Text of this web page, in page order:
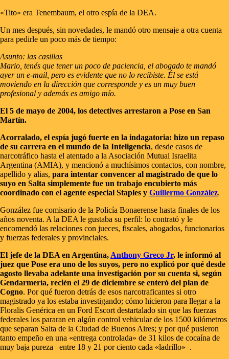
«Tito» era Tenembaum, el otro espía de la DEA.
Un mes después, sin novedades, le mandó otro mensaje a otra cuenta
para pedirle un poco más de tiempo:
Asunto: las casillas
Mario, tenés que tener un poco de paciencia, el abogado te mandó
ayer un e-mail, pero es evidente que no lo recibiste. Él se está
moviendo en la dirección que corresponde y es un muy buen
profesional y además es amigo mío.
El 5 de mayo de 2004, los detectives arrestaron a Pose en San
Martín.
Acorralado, el espía jugó fuerte en la indagatoria: hizo un repaso
de su carrera en el mundo de la Inteligencia, desde casos de
narcotráfico hasta el atentado a la Asociación Mutual Israelita
Argentina (AMIA), y mencionó a muchísimos contactos, con nombre,
apellido y alias, para intentar convencer al magistrado de que lo
suyo en Salta simplemente fue un trabajo encubierto más
coordinado con el agente especial Staples y Guillermo González.
González fue comisario de la Policía Bonaerense hasta finales de los
años noventa. A la DEA le gustaba su perfil: lo contrató y le
encomendó las relaciones con jueces, fiscales, abogados, funcionarios
y fuerzas federales y provinciales.
El jefe de la DEA en Argentina, Anthony Greco Jr, le informó al
juez que Pose era uno de los suyos, pero no explicó por qué desde
agosto llevaba adelante una investigación por su cuenta si, según
Gendarmería, recién el 29 de diciembre se enteró del plan de
Cogno. Por qué fueron detrás de esos narcotraficantes si otro
magistrado ya los estaba investigando; cómo hicieron para llegar a la
Floralis Genérica en un Ford Escort destartalado sin que las fuerzas
federales los pararan en algún control vehicular de los 1500 kilómetros
que separan Salta de la Ciudad de Buenos Aires; y por qué pusieron
tanto empeño en una «entrega controlada» de 31 kilos de cocaína de
muy baja pureza –entre 18 y 21 por ciento cada «ladrillo»–.